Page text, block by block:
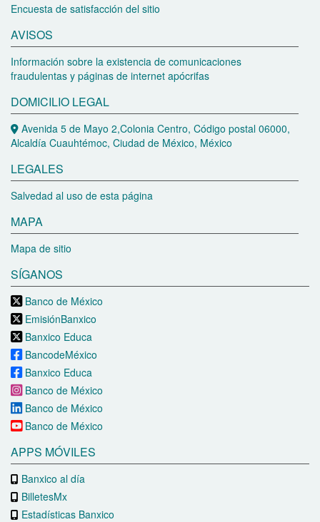
Encuesta de satisfacción del sitio
AVISOS
Información sobre la existencia de comunicaciones
fraudulentas y páginas de internet apócrifas
DOMICILIO LEGAL
Avenida 5 de Mayo 2,Colonia Centro, Código postal 06000,
Alcaldía Cuauhtémoc, Ciudad de México, México
LEGALES
Salvedad al uso de esta página
MAPA
Mapa de sitio
SÍGANOS
Banco de México
EmisiónBanxico
Banxico Educa
BancodeMéxico
Banxico Educa
Banco de México
Banco de México
Banco de México
APPS MÓVILES
Banxico al día
BilletesMx
Estadísticas Banxico